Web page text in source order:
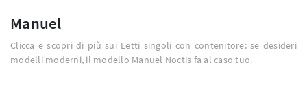
Manuel
Clicca e scopri di più sui Letti singoli con contenitore: se desideri
modelli moderni, il modello Manuel Noctis fa al caso tuo.